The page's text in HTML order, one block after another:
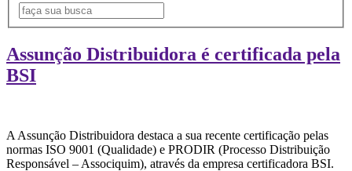
Assunção Distribuidora é certificada pela
BSI
A Assunção Distribuidora destaca a sua recente certificação pelas
normas ISO 9001 (Qualidade) e PRODIR (Processo Distribuição
Responsável – Associquim), através da empresa certificadora BSI.